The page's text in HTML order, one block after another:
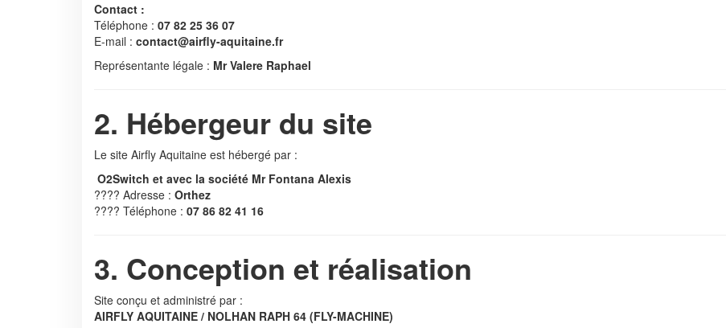
Contact :
Téléphone : 07 82 25 36 07
E-mail : contact@airfly-aquitaine.fr
Représentante légale : Mr Valere Raphael
2. Hébergeur du site
Le site Airfly Aquitaine est hébergé par :
O2Switch et avec la société Mr Fontana Alexis
???? Adresse : Orthez
???? Téléphone : 07 86 82 41 16
3. Conception et réalisation
Site conçu et administré par :
AIRFLY AQUITAINE / NOLHAN RAPH 64 (FLY-MACHINE)